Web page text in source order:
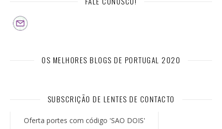
OS MELHORES BLOGS DE PORTUGAL 2020
SUBSCRIÇÃO DE LENTES DE CONTACTO
Oferta portes com código 'SAO DOIS'